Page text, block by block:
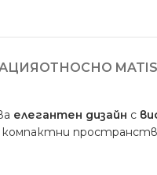
ОТНОСНО MATIS
елегантен дизайн с
компактни